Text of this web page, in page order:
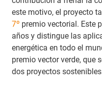
este motivo, el proyecto
7º premio vectorial. Este
años y distingue las
energética en todo el
premio vector verde, que
dos proyectos